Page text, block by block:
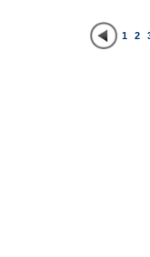
1 2